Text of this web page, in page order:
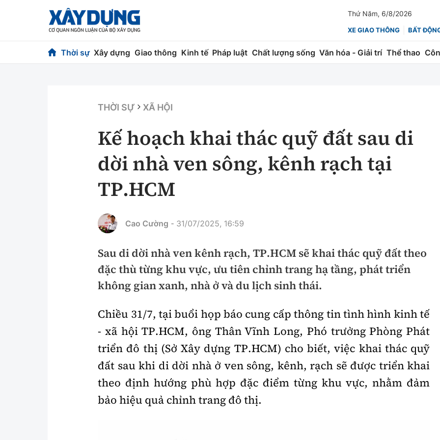
Thứ Năm, 6/8/2026
XE GIAO THÔNG BẤT
Thời sự Xây dựng Giao thông Kinh tế Pháp luật Chất lượng sống Văn hóa - Giải trí Thể thao
Chuyện dọc đường
Chỉ đạo điều hành
Vật liệu xây dựng
Giám định chất lượng
Quản lý đô thị
Hàng không
Đường sắt
Hàng hải
Đường sắt đô thị
Mời thầu - Đấu thầu
Thi viết về Ngành
Chứng khoán
Bảo hiểm
An ninh hình sự
An toàn giao thông
Giao thông 24h
ATGT địa phương
Lái xe an toàn
Chung tay vì ATGT
Gương sáng giao thông
xem thêm
THỜI SỰ XÃ HỘI
Kế hoạch khai thác quỹ đất sau di
dời nhà ven sông, kênh rạch tại
TP.HCM
Cao Cường - 31/07/2025, 16:59
Sau di dời nhà ven kênh rạch, TP.HCM sẽ khai thác quỹ đất theo
đặc thù từng khu vực, ưu tiên chỉnh trang hạ tầng, phát triển
không gian xanh, nhà ở và du lịch sinh thái.
Chiều 31/7, tại buổi họp báo cung cấp thông tin tình hình kinh tế
- xã hội TP.HCM, ông Thân Vĩnh Long, Phó trưởng Phòng Phát
triển đô thị (Sở Xây dựng TP.HCM) cho biết, việc khai thác quỹ
đất sau khi di dời nhà ở ven sông, kênh, rạch sẽ được triển khai
theo định hướng phù hợp đặc điểm từng khu vực, nhằm đảm
bảo hiệu quả chỉnh trang đô thị.